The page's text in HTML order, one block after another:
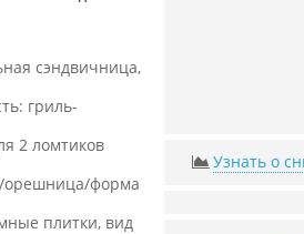
сэндвичница,
гриль-
2 ломтиков
орешница/форма
плитки, вид
Узнать о